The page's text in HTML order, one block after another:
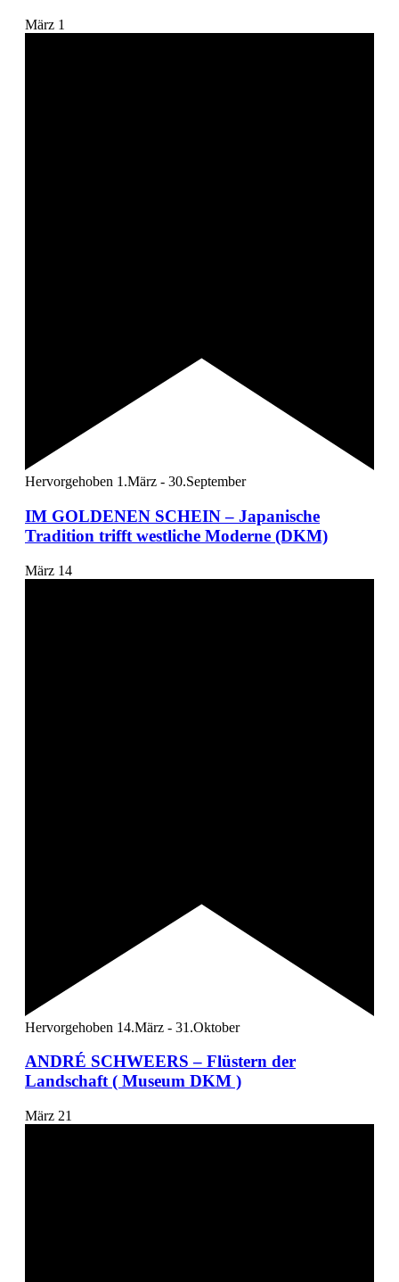
März 1
Hervorgehoben 1.März - 30.September
IM GOLDENEN SCHEIN – Japanische
Tradition trifft westliche Moderne (DKM)
März 14
Hervorgehoben 14.März - 31.Oktober
ANDRÉ SCHWEERS – Flüstern der
Landschaft ( Museum DKM )
März 21